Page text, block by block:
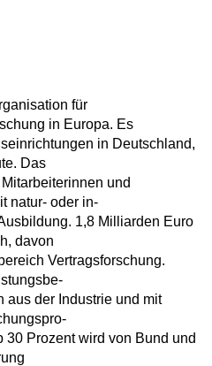
für
in Europa. Es
in Deutschland,
Das
und
natur- oder in-
1,8 Milliarden Euro
davon
Vertragsforschung.
aus der Industrie und mit
30 Prozent wird von Bund und